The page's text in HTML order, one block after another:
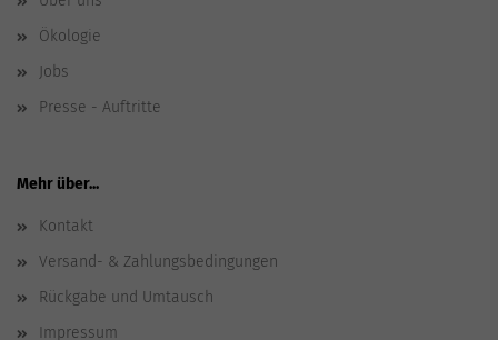
Ökologie
Jobs
Presse - Auftritte
Mehr über...
Kontakt
Versand- & Zahlungsbedingungen
Rückgabe und Umtausch
Impressum